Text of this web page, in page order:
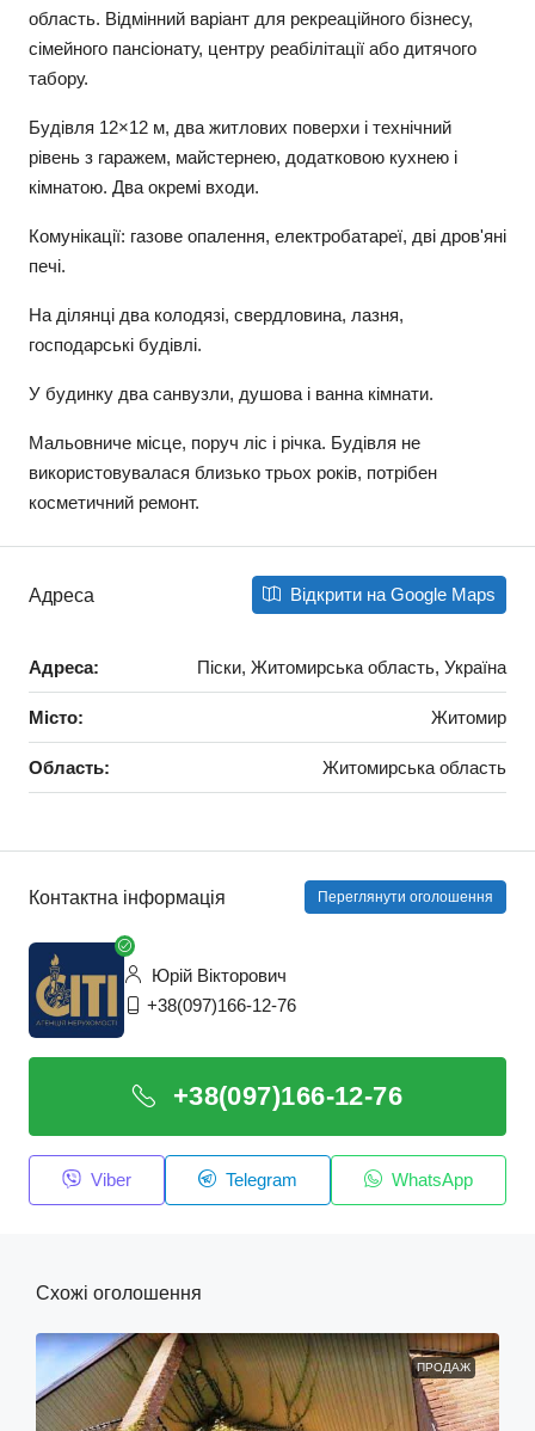
область. Відмінний варіант для рекреаційного бізнесу,
сімейного пансіонату, центру реабілітації або дитячого
табору.
Будівля 12×12 м, два житлових поверхи і технічний
рівень з гаражем, майстернею, додатковою кухнею і
кімнатою. Два окремі входи.
Комунікації: газове опалення, електробатареї, дві дров'яні
печі.
На ділянці два колодязі, свердловина, лазня,
господарські будівлі.
У будинку два санвузли, душова і ванна кімнати.
Мальовниче місце, поруч ліс і річка. Будівля не
використовувалася близько трьох років, потрібен
косметичний ремонт.
Адреса Відкрити на Google Maps
Адреса: Піски, Житомирська область, Україна
Місто: Житомир
Область: Житомирська область
Контактна інформація Переглянути оголошення
Юрій Вікторович
+38(097)166-12-76
+38(097)166-12-76
Viber Telegram WhatsApp
Схожі оголошення
ПРОДАЖ